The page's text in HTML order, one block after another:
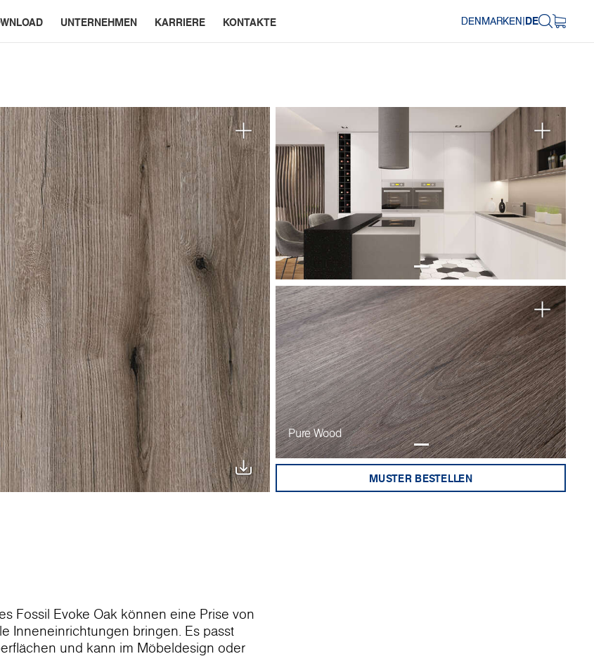
UNTERNEHMEN KARRIERE KONTAKTE DENMARKEN|DE
Pure Wood
MUSTER BESTELLEN
Fossil Evoke Oak können eine Prise von
Inneneinrichtungen bringen. Es passt
und kann im Möbeldesign oder